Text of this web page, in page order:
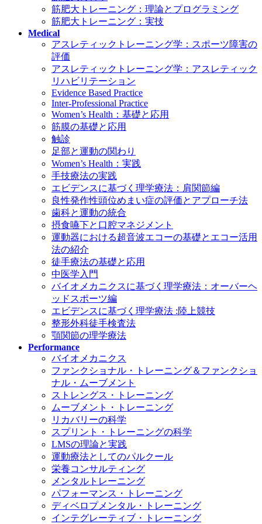
筋肥大トレーニング：理論とプログラミング
筋肥大トレーニング：実技
Medical
アスレティックトレーニング学：スポーツ障害の
評価
アスレティックトレーニング学：アスレティック
リハビリテーション
Evidence Based Practice
Inter-Professional Practice
Women’s Health：基礎と応用
筋膜の基礎と応用
触診
足部と運動の関わり
Women’s Health：実践
手技療法の実践
エビデンスに基づく理学療法：肩関節編
良性発作性頭位めまい症の評価とアプローチ法
歯科と運動の統合
摂食嚥下と口腔マネジメント
運動器における超音波エコーの基礎とエコー活用
法の紹介
徒手療法の基礎と応用
中医学入門
バイオメカニクスに基づく理学療法：オーバーヘ
ッドスポーツ編
エビデンスに基づく理学療法 :陸上競技
整形外科徒手検査法
顎関節の理学療法
Performance
バイオメカニクス
ファンクショナル・トレーニング＆ファンクショ
ナル・ムーブメント
ストレングス・トレーニング
ムーブメント・トレーニング
リカバリーの科学
スプリント・トレーニングの科学
LMSの理論と実践
運動療法としてのパルクール
栄養コンサルティング
メンタルトレーニング
パフォーマンス・トレーニング
ディベロプメンタル・トレーニング
インテグレーティブ・トレーニング